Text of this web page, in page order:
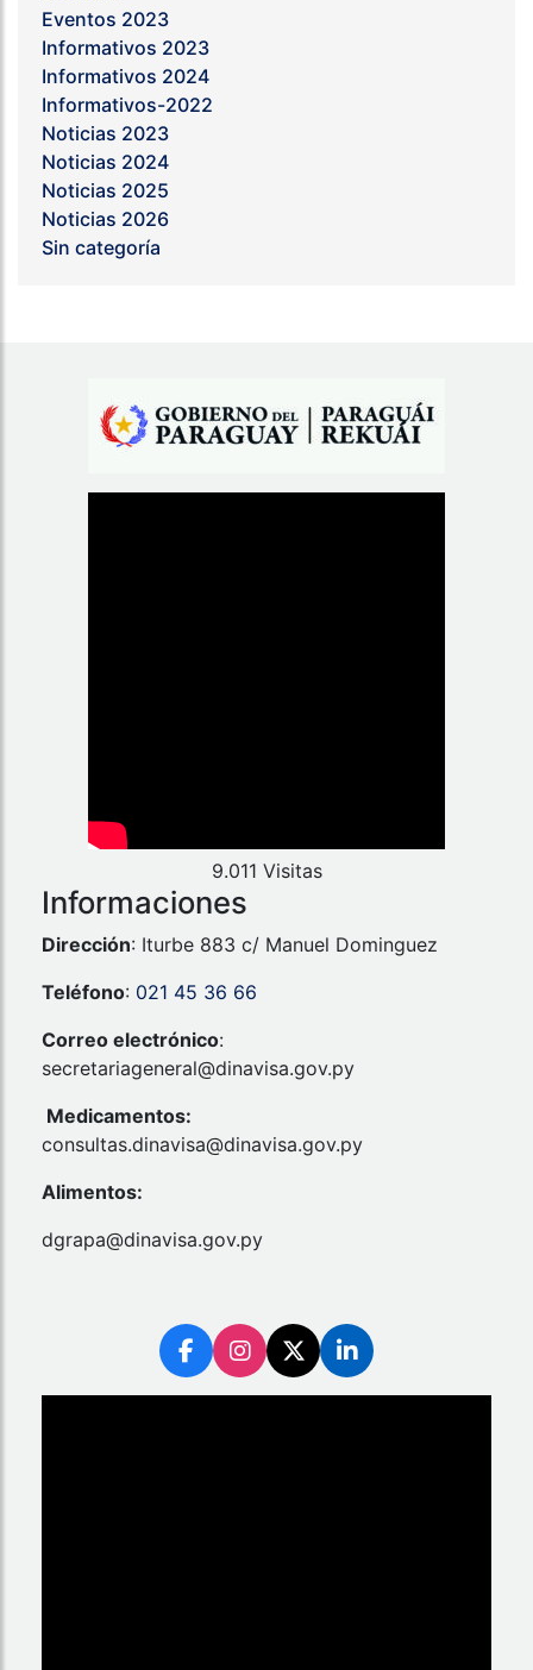
Eventos 2023
Informativos 2023
Informativos 2024
Informativos-2022
Noticias 2023
Noticias 2024
Noticias 2025
Noticias 2026
Sin categoría
9.011 Visitas
Informaciones
Dirección: Iturbe 883 c/ Manuel Dominguez
Teléfono: 021 45 36 66
Correo electrónico:
secretariageneral@dinavisa.gov.py
Medicamentos:
consultas.dinavisa@dinavisa.gov.py
Alimentos:
dgrapa@dinavisa.gov.py